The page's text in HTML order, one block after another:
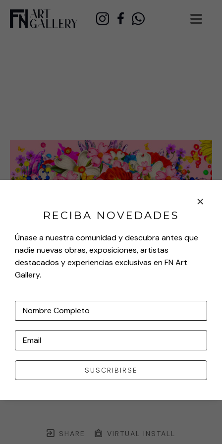
SHARE VIRTUAL INSTALL
RECIBA NOVEDADES
Únase a nuestra comunidad y descubra antes que
nadie nuevas obras, exposiciones, artistas
destacados y experiencias exclusivas en FN Art
Gallery.
Nombre Completo
Email
SUSCRIBIRSE